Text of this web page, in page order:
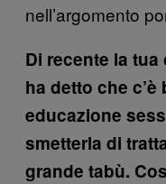
nell’argomento
Di recente la tua
ha detto che
educazione
smetterla di
grande tabù.